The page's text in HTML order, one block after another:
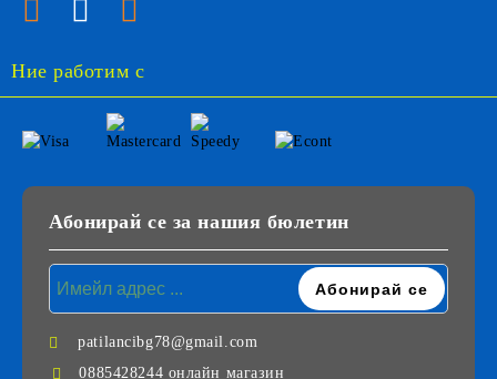
Ние работим с
Абонирай се за нашия бюлетин
patilancibg78@gmail.com
0885428244 онлайн магазин